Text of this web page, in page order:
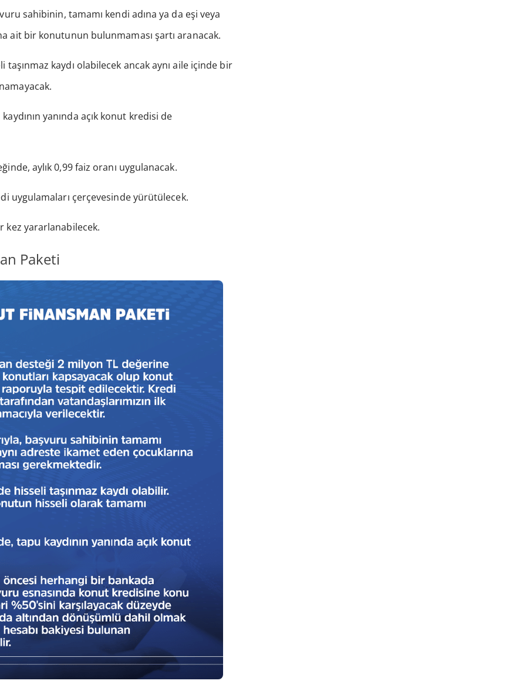
sahibinin, tamamı kendi adına ya da eşi veya
ait bir konutunun bulunmaması şartı aranacak.
kaydı olabilecek ancak aynı aile içinde bir
yanında açık konut kredisi de
aylık 0,99 faiz oranı uygulanacak.
uygulamaları çerçevesinde yürütülecek.
kez yararlanabilecek.
Paketi